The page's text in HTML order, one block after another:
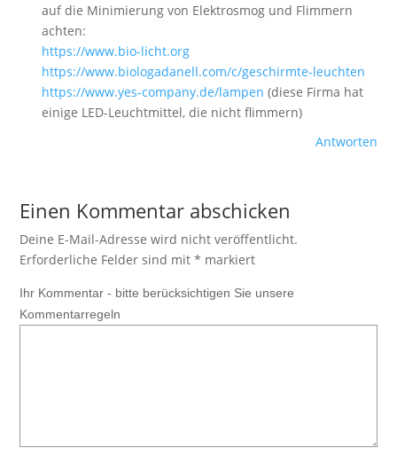
auf die Minimierung von Elektrosmog und Flimmern
achten:
https://www.bio-licht.org
https://www.biologadanell.com/c/geschirmte-leuchten
https://www.yes-company.de/lampen (diese Firma hat
einige LED-Leuchtmittel, die nicht flimmern)
Antworten
Einen Kommentar abschicken
Deine E-Mail-Adresse wird nicht veröffentlicht.
Erforderliche Felder sind mit* markiert
Ihr Kommentar - bitte berücksichtigen Sie unsere
Kommentarregeln